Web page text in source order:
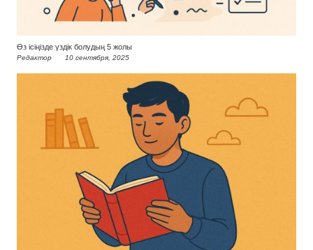
Өз ісіңізде үздік болудың 5 жолы
Редактор 10 сентября, 2025